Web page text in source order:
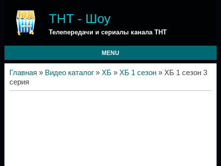
ТНТ - Шоу
Телепередачи и сериалы канала ТНТ
MENU
Главная » Видео каталог» ХБ » ХБ 1 сезон» ХБ 1 сезон 3
серия